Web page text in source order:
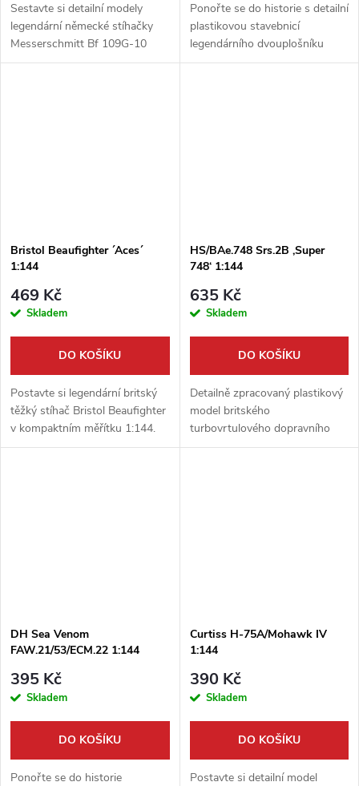
Sestavte si detailní modely
legendární německé stíhačky
Messerschmitt Bf 109G-10
´Gustav´ v měřítku 1:144. Toto
Ponořte se do historie s detailní
plastikovou stavebnicí
legendárního dvouplošníku
Gloster Gladiator v měřítku
Bristol Beaufighter ´Aces´
1:144
469 Kč
Skladem
DO KOŠÍKU
Postavte si legendární britský
těžký stíhač Bristol Beaufighter
v kompaktním měřítku 1:144.
Tato speciální edice ´Aces´ od
HS/BAe.748 Srs.2B ,Super
748‘ 1:144
635 Kč
Skladem
DO KOŠÍKU
Detailně zpracovaný plastikový
model britského
turbovrtulového dopravního
letounu HS/BAe.748 Srs.2B
DH Sea Venom
FAW.21/53/ECM.22 1:144
395 Kč
Skladem
DO KOŠÍKU
Ponořte se do historie
Curtiss H-75A/Mohawk IV
1:144
390 Kč
Skladem
DO KOŠÍKU
Postavte si detailní model